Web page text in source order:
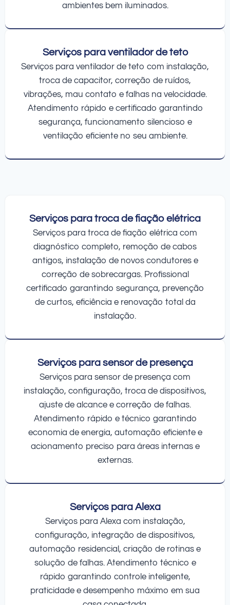
ambientes bem iluminados.
Serviços para ventilador de teto
Serviços para ventilador de teto com instalação,
troca de capacitor, correção de ruídos,
vibrações, mau contato e falhas na velocidade.
Atendimento rápido e certificado garantindo
segurança, funcionamento silencioso e
ventilação eficiente no seu ambiente.
Serviços para troca de fiação elétrica
Serviços para troca de fiação elétrica com
diagnóstico completo, remoção de cabos
antigos, instalação de novos condutores e
correção de sobrecargas. Profissional
certificado garantindo segurança, prevenção
de curtos, eficiência e renovação total da
instalação.
Serviços para sensor de presença
Serviços para sensor de presença com
instalação, configuração, troca de dispositivos,
ajuste de alcance e correção de falhas.
Atendimento rápido e técnico garantindo
economia de energia, automação eficiente e
acionamento preciso para áreas internas e
externas.
Serviços para Alexa
Serviços para Alexa com instalação,
configuração, integração de dispositivos,
automação residencial, criação de rotinas e
solução de falhas. Atendimento técnico e
rápido garantindo controle inteligente,
praticidade e desempenho máximo em sua